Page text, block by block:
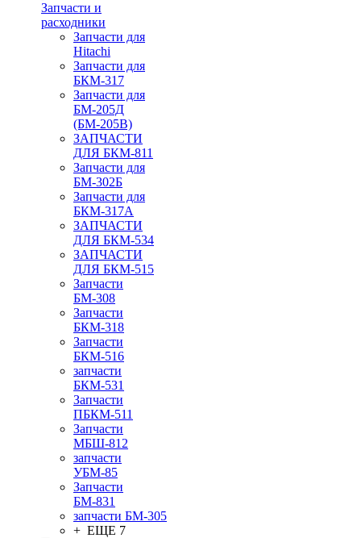
Запчасти и
расходники
Запчасти для
Hitachi
Запчасти для
БКМ-317
Запчасти для
БМ-205Д
(БМ-205В)
ЗАПЧАСТИ
ДЛЯ БКМ-811
Запчасти для
БМ-302Б
Запчасти для
БКМ-317А
ЗАПЧАСТИ
ДЛЯ БКМ-534
ЗАПЧАСТИ
ДЛЯ БКМ-515
Запчасти
БМ-308
Запчасти
БКМ-318
Запчасти
БКМ-516
запчасти
БКМ-531
Запчасти
ПБКМ-511
Запчасти
МБШ-812
запчасти
УБМ-85
Запчасти
БМ-831
запчасти БМ-305
+ ЕЩЕ 7